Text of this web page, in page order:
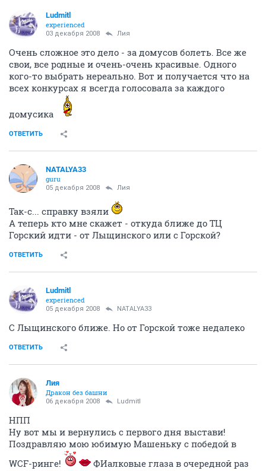
Ludmitl
experienced
03 декабря 2008 Лия
Очень сложное это дело - за домусов болеть. Все же
свои, все родные и очень-очень красивые. Одного
кого-то выбрать нереально. Вот и получается что на
всех конкурсах я всегда голосовала за каждого
домусика
ОТВЕТИТЬ
NATALYA33
guru
05 декабря 2008 Лия
Так-с... справку взяли
А теперь кто мне скажет - откуда ближе до ТЦ
Горский идти - от Лыщинского или с Горской?
ОТВЕТИТЬ
Ludmitl
experienced
05 декабря 2008 NATALYA33
С Лыщинского ближе. Но от Горской тоже недалеко
ОТВЕТИТЬ
Лия
Дракон без башни
06 декабря 2008 Ludmitl
НПП
Ну вот мы и вернулись с первого дня выстави!
Поздравляю мою юбимую Машеньку с победой в
WCF-ринге!
ФИалковые глаза в очередной раз